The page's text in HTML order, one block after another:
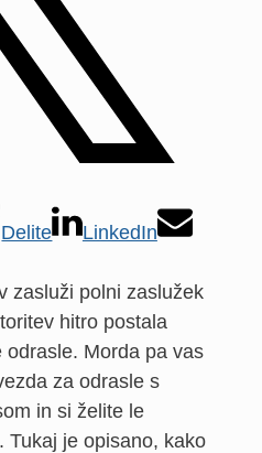
Delite
LinkedIn
zasluži polni zaslužek
hitro postala
odrasle. Morda pa vas
za odrasle s
in si želite le
Tukaj je opisano, kako